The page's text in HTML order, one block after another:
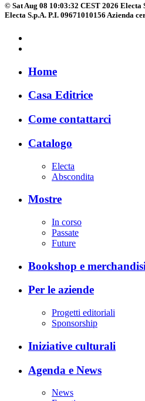
© Sat Aug 08 10:03:32 CEST 2026 Electa
Electa S.p.A. P.I. 09671010156 Azienda
Home
Casa Editrice
Come contattarci
Catalogo
Electa
Abscondita
Mostre
In corso
Passate
Future
Bookshop e
Per le aziende
Progetti editoriali
Sponsorship
Iniziative culturali
Agenda e News
News